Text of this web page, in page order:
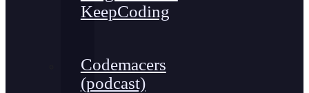
KeepCoding
Codemacers
(podcast)